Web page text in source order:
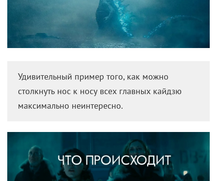
Милли Бобби Браун
) и последнее изобретение
ученой — диджейский пульт со встроенной
библиотекой рыков разных кайдзю. Эко-
террористы хотят пробудить монстров по всей
Останавливать их будут военные и бывший муж
Эмми, Марк ( Кайл Чандлер), который ушел из семьи
после гибели сына.